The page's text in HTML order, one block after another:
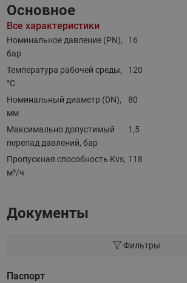
Основное
Все характеристики
Номинальное давление (PN),
бар
16
Температура рабочей среды,
°С
120
Номинальный диаметр (DN),
мм
80
Максимально допустимый
перепад давлений, бар
1,5
Пропускная способность Kvs,
м³/ч
118
Документы
Фильтры
Паспорт